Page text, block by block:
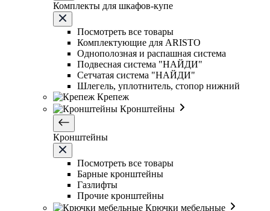
Комплекты для шкафов-купе
Посмотреть все товары
Комплектующие для ARISTO
Однополозная и распашная система
Подвесная система "НАЙДИ"
Сетчатая система "НАЙДИ"
Шлегель, уплотнитель, стопор нижний
Крепеж
Кронштейны
Кронштейны
Посмотреть все товары
Барные кронштейны
Газлифты
Прочие кронштейны
Крючки мебельные